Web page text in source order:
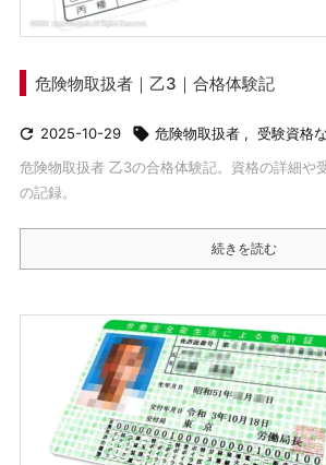
危険物取扱者｜乙3｜合格体験記
 2025-10-29  危険物取扱者 , 受験資格
危険物取扱者 乙3の合格体験記。資格の詳細や
の記録。
続きを読む